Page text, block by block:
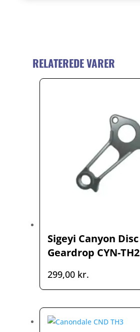
RELATEREDE VARER
Sigeyi Canyon Disc
Geardrop CYN-TH2
299,00 kr.